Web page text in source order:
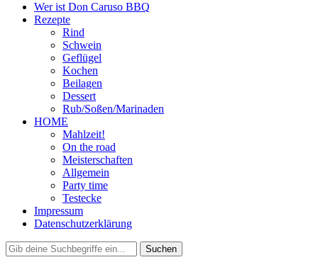
Wer ist Don Caruso BBQ
Rezepte
Rind
Schwein
Geflügel
Kochen
Beilagen
Dessert
Rub/Soßen/Marinaden
HOME
Mahlzeit!
On the road
Meisterschaften
Allgemein
Party time
Testecke
Impressum
Datenschutzerklärung